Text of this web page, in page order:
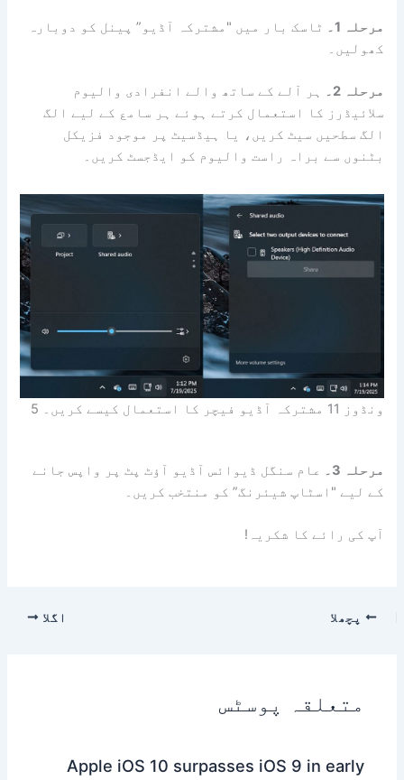
مرحلہ 1۔
ٹاسک بار میں "مشترکہ آڈیو” پینل کو دوبارہ
کھولیں۔
مرحلہ 2۔
ہر آلے کے ساتھ والے انفرادی والیوم
سلائیڈرز کا استعمال کرتے ہوئے ہر سامع کے لیے الگ
الگ سطحیں سیٹ کریں، یا ہیڈسیٹ پر موجود فزیکل
بٹنوں سے براہ راست والیوم کو ایڈجسٹ کریں۔
ونڈوز 11 مشترکہ آڈیو فیچر کا استعمال کیسے کریں۔ 5
مرحلہ 3۔
عام سنگل ڈیوائس آڈیو آؤٹ پٹ پر واپس جانے
کے لیے "اسٹاپ شیئرنگ” کو منتخب کریں۔
آپ کی رائے کا شکریہ!
پچھلا اگلا
متعلقہ پوسٹس
Apple iOS 10 surpasses iOS 9 in early